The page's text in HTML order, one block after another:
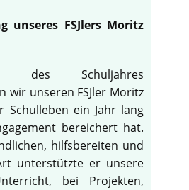
unseres FSJlers Moritz
des Schuljahres
wir unseren FSJler Moritz
Schulleben ein Jahr lang
bereichert hat.
hilfsbereiten und
unterstützte er unsere
bei Projekten,